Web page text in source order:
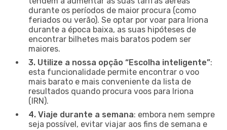
durante os períodos de maior procura (como
feriados ou verão). Se optar por voar para Iriona
durante a época baixa, as suas hipóteses de
encontrar bilhetes mais baratos podem ser
maiores.
3. Utilize a nossa opção “Escolha inteligente”:
esta funcionalidade permite encontrar o voo
mais barato e mais conveniente da lista de
resultados quando procura voos para Iriona
(IRN).
4. Viaje durante a semana: embora nem sempre
seja possível, evitar viajar aos fins de semana e